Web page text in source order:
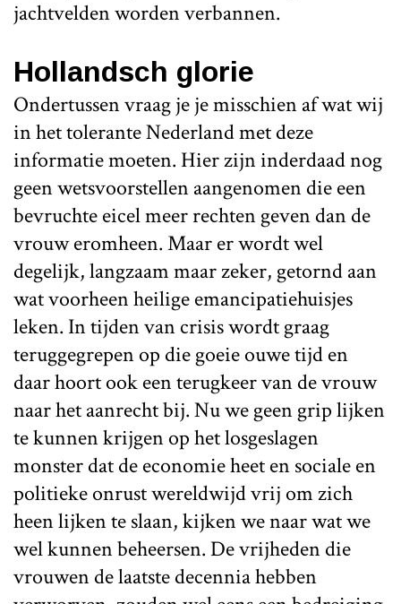
jachtvelden worden verbannen.
Hollandsch glorie
Ondertussen vraag je je misschien af wat wij
in het tolerante Nederland met deze
informatie moeten. Hier zijn inderdaad nog
geen wetsvoorstellen aangenomen die een
bevruchte eicel meer rechten geven dan de
vrouw eromheen. Maar er wordt wel
degelijk, langzaam maar zeker, getornd aan
wat voorheen heilige emancipatiehuisjes
leken. In tijden van crisis wordt graag
teruggegrepen op die goeie ouwe tijd en
daar hoort ook een terugkeer van de vrouw
naar het aanrecht bij. Nu we geen grip lijken
te kunnen krijgen op het losgeslagen
monster dat de economie heet en sociale en
politieke onrust wereldwijd vrij om zich
heen lijken te slaan, kijken we naar wat we
wel kunnen beheersen. De vrijheden die
vrouwen de laatste decennia hebben